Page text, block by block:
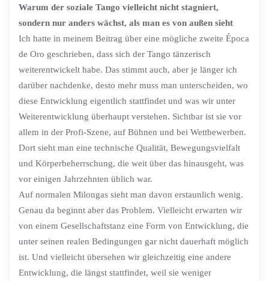
Warum der soziale Tango vielleicht nicht stagniert,
sondern nur anders wächst, als man es von außen sieht
Ich hatte in meinem Beitrag über eine mögliche zweite Época
de Oro geschrieben, dass sich der Tango tänzerisch
weiterentwickelt habe. Das stimmt auch, aber je länger ich
darüber nachdenke, desto mehr muss man unterscheiden, wo
diese Entwicklung eigentlich stattfindet und was wir unter
Weiterentwicklung überhaupt verstehen. Sichtbar ist sie vor
allem in der Profi-Szene, auf Bühnen und bei Wettbewerben.
Dort sieht man eine technische Qualität, Bewegungsvielfalt
und Körperbeherrschung, die weit über das hinausgeht, was
vor einigen Jahrzehnten üblich war.
Auf normalen Milongas sieht man davon erstaunlich wenig.
Genau da beginnt aber das Problem. Vielleicht erwarten wir
von einem Gesellschaftstanz eine Form von Entwicklung, die
unter seinen realen Bedingungen gar nicht dauerhaft möglich
ist. Und vielleicht übersehen wir gleichzeitig eine andere
Entwicklung, die längst stattfindet, weil sie weniger